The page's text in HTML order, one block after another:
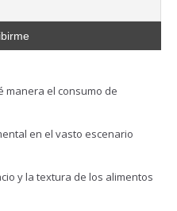
manera el consumo de
en el vasto escenario
y la textura de los alimentos